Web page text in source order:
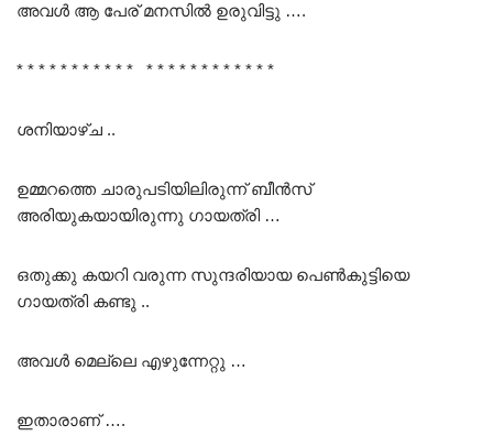
അവൾ ആ പേര് മനസിൽ ഉരുവിട്ടു ….
* * * * * * * * * * * * * * * * * * * * * * *
ശനിയാഴ്ച ..
ഉമ്മറത്തെ ചാരുപടിയിലിരുന്ന് ബീൻസ്
അരിയുകയായിരുന്നു ഗായത്രി …
ഒതുക്കു കയറി വരുന്ന സുന്ദരിയായ പെൺകുട്ടിയെ
ഗായത്രി കണ്ടു ..
അവൾ മെല്ലെ എഴുന്നേറ്റു …
ഇതാരാണ് ….